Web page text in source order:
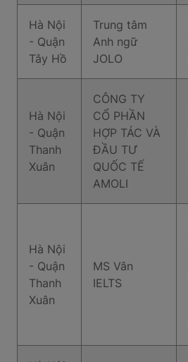
Hà Nội
- Quận
Tây Hồ
Trung tâm
Anh ngữ
JOLO
Hà Nội
- Quận
Thanh
Xuân
CÔNG TY
CỔ PHẦN
HỢP TÁC VÀ
ĐẦU TƯ
QUỐC TẾ
AMOLI
Hà Nội
- Quận
Thanh
Xuân
MS Vân
IELTS